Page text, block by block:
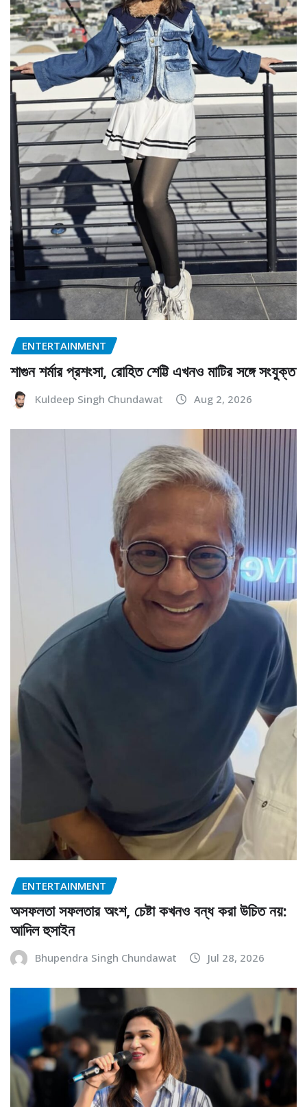
ENTERTAINMENT
শাগুন শর্মার প্রশংসা, রোহিত শেট্টি এখনও মাটির সঙ্গে সংযুক্ত
Kuldeep Singh Chundawat Aug 2, 2026
ENTERTAINMENT
অসফলতা সফলতার অংশ, চেষ্টা কখনও বন্ধ করা উচিত নয়:
আদিল হুসাইন
Bhupendra Singh Chundawat Jul 28, 2026